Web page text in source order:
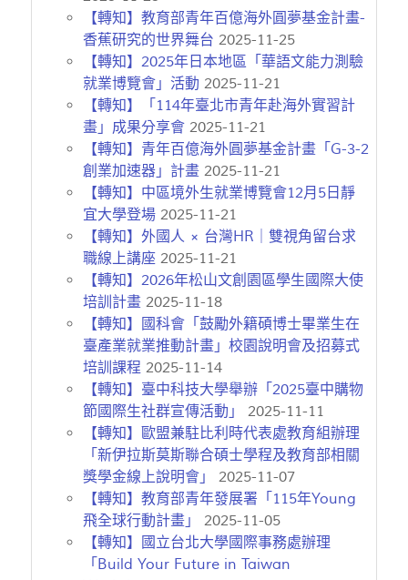
【轉知】教育部青年百億海外圓夢基金計畫-
香蕉研究的世界舞台 2025-11-25
【轉知】2025年日本地區「華語文能力測驗
就業博覽會」活動 2025-11-21
【轉知】「114年臺北市青年赴海外實習計
畫」成果分享會 2025-11-21
【轉知】青年百億海外圓夢基金計畫「G-3-2
創業加速器」計畫 2025-11-21
【轉知】中區境外生就業博覽會12月5日靜
宜大學登場 2025-11-21
【轉知】外國人 × 台灣HR｜雙視角留台求
職線上講座 2025-11-21
【轉知】2026年松山文創園區學生國際大使
培訓計畫 2025-11-18
【轉知】國科會「鼓勵外籍碩博士畢業生在
臺產業就業推動計畫」校園說明會及招募式
培訓課程 2025-11-14
【轉知】臺中科技大學舉辦「2025臺中購物
節國際生社群宣傳活動」 2025-11-11
【轉知】歐盟兼駐比利時代表處教育組辦理
「新伊拉斯莫斯聯合碩士學程及教育部相關
獎學金線上說明會」 2025-11-07
【轉知】教育部青年發展署「115年Young
飛全球行動計畫」 2025-11-05
【轉知】國立台北大學國際事務處辦理
「Build Your Future in Taiwan